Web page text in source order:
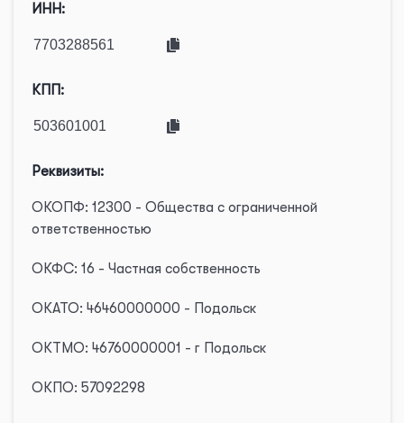
ИНН:
КПП:
Реквизиты:
ОКОПФ: 12300 - Общества с ограниченной
ответственностью
ОКФС: 16 - Частная собственность
ОКАТО: 46460000000 - Подольск
ОКТМО: 46760000001 - г Подольск
ОКПО: 57092298